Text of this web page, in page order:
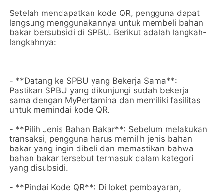
Setelah mendapatkan kode QR, pengguna dapat
langsung menggunakannya untuk membeli bahan
bakar bersubsidi di SPBU. Berikut adalah langkah-
langkahnya:
- **Datang ke SPBU yang Bekerja Sama**:
Pastikan SPBU yang dikunjungi sudah bekerja
sama dengan MyPertamina dan memiliki fasilitas
untuk memindai kode QR.
- **Pilih Jenis Bahan Bakar**: Sebelum melakukan
transaksi, pengguna harus memilih jenis bahan
bakar yang ingin dibeli dan memastikan bahwa
bahan bakar tersebut termasuk dalam kategori
yang disubsidi.
- **Pindai Kode QR**: Di loket pembayaran,